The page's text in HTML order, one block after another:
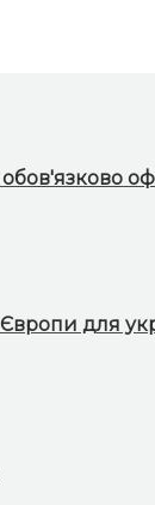
обов'язково
для